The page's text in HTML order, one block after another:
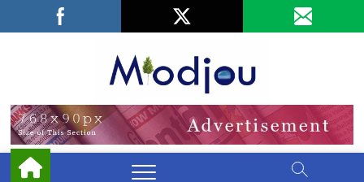
Facebook
LinkedIn